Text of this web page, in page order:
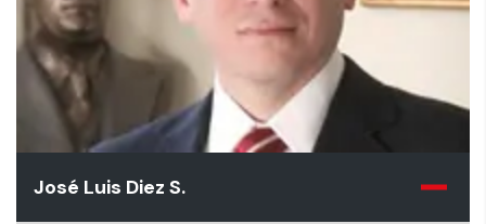
José Luis Diez S.